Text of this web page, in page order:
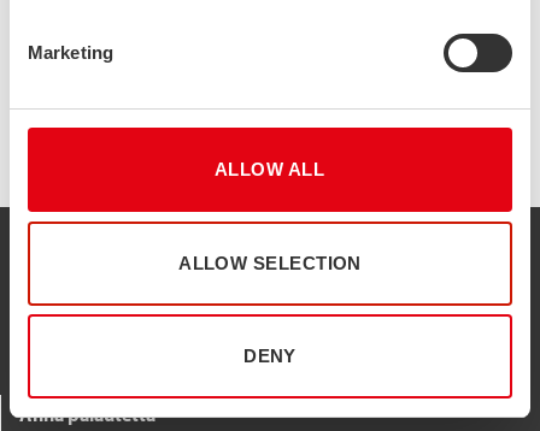
Marketing
ALLOW ALL
ALLOW SELECTION
DENY
03 882 190
Anna palautetta